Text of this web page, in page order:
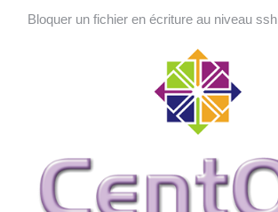
Bloquer un fichier en écriture au niveau ssh